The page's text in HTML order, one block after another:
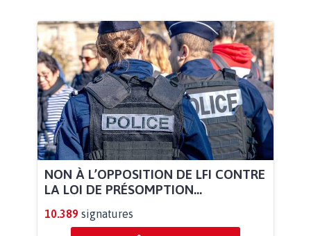
NON À L’OPPOSITION DE LFI CONTRE
LA LOI DE PRÉSOMPTION...
10.389 signatures